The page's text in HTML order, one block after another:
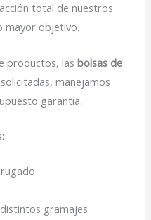
total de nuestros
mayor objetivo.
productos, lasbolsas de
manejamos
garantía.
gramajes